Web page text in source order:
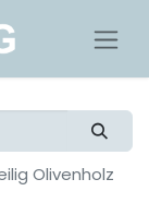
Olivenholz